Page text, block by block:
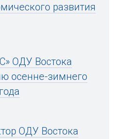
развития
ОДУ Востока
осенне-зимнего
ОДУ Востока